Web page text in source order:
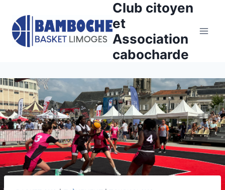
contenu
Club citoyen
et
Association
cabocharde